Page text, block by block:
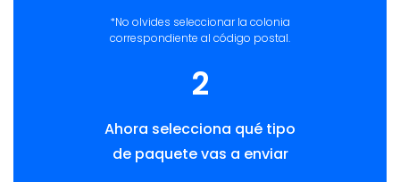
*No olvides seleccionar la colonia
correspondiente al código postal.
2
Ahora selecciona qué tipo
de paquete vas a enviar